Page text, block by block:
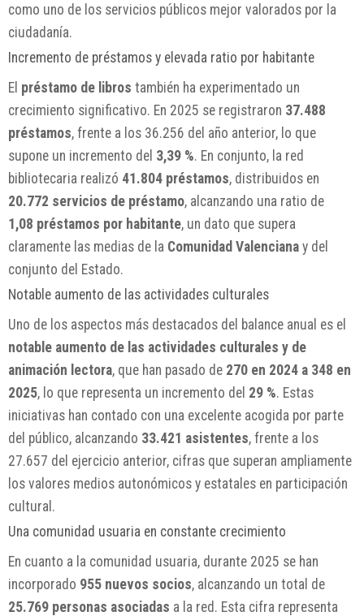
como uno de los servicios públicos mejor valorados por la
ciudadanía.
Incremento de préstamos y elevada ratio por habitante
El préstamo de libros también ha experimentado un
crecimiento significativo. En 2025 se registraron 37.488
préstamos, frente a los 36.256 del año anterior, lo que
supone un incremento del 3,39 %. En conjunto, la red
bibliotecaria realizó 41.804 préstamos, distribuidos en
20.772 servicios de préstamo, alcanzando una ratio de
1,08 préstamos por habitante, un dato que supera
claramente las medias de la Comunidad Valenciana y del
conjunto del Estado.
Notable aumento de las actividades culturales
Uno de los aspectos más destacados del balance anual es el
notable aumento de las actividades culturales y de
animación lectora, que han pasado de 270 en 2024 a 348 en
2025, lo que representa un incremento del 29 %. Estas
iniciativas han contado con una excelente acogida por parte
del público, alcanzando 33.421 asistentes, frente a los
27.657 del ejercicio anterior, cifras que superan ampliamente
los valores medios autonómicos y estatales en participación
cultural.
Una comunidad usuaria en constante crecimiento
En cuanto a la comunidad usuaria, durante 2025 se han
incorporado 955 nuevos socios, alcanzando un total de
25.769 personas asociadas a la red. Esta cifra representa